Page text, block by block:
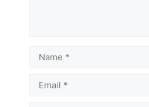
Name
Email